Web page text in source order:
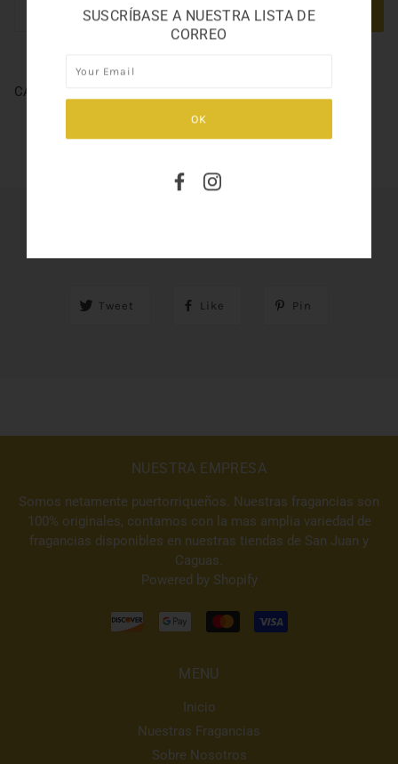
ADD TO CART
CANDIED FANTASY 3.3
Tweet Like Pin
NUESTRA EMPRESA
Somos netamente puertorriqueños. Nuestras fragancias son
100% originales, contamos con la mas amplia variedad de
fragancias disponibles en nuestras tiendas de San Juan y
Caguas.
Powered by Shopify
MENU
Inicio
Nuestras Fragancias
Sobre Nosotros
SUSCRÍBASE A NUESTRA LISTA DE
CORREO